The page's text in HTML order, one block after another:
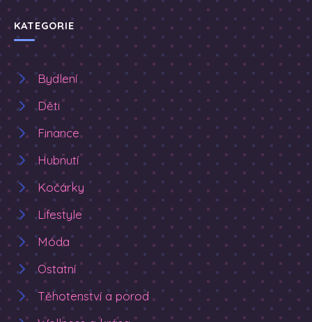
KATEGORIE
Bydlení
Děti
Finance
Hubnutí
Kočárky
Lifestyle
Móda
Ostatní
Těhotenství a porod